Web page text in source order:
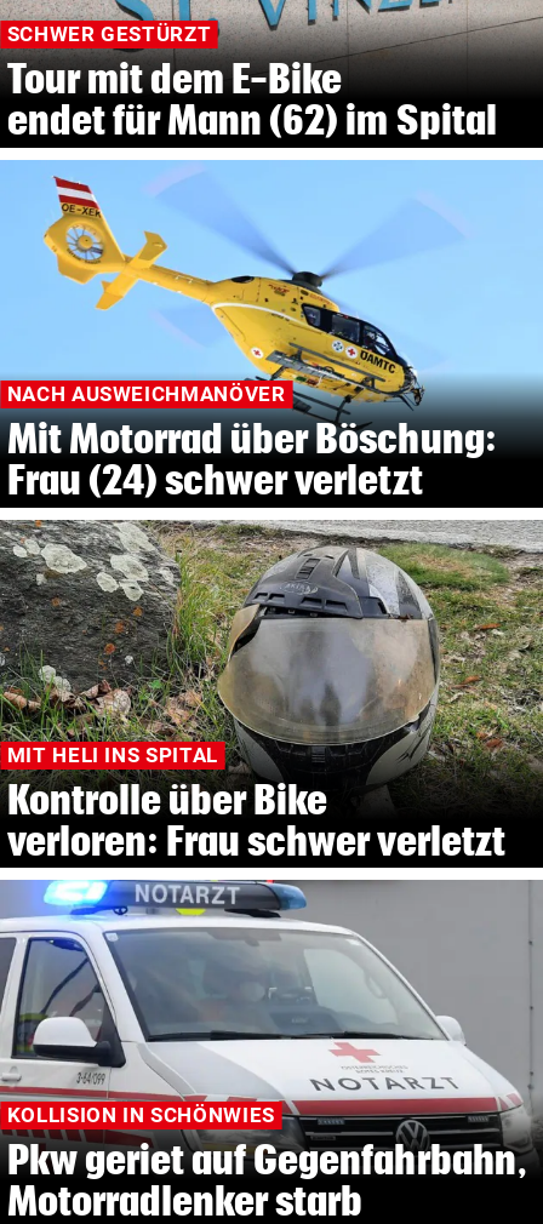
SCHWER GESTÜRZT
Tour mit dem E-Bike
endet für Mann (62) im Spital
NACH AUSWEICHMANÖVER
Mit Motorrad über Böschung:
Frau (24) schwer verletzt
MIT HELI INS SPITAL
Kontrolle über Bike
verloren: Frau schwer verletzt
KOLLISION IN SCHÖNWIES
Pkw geriet auf Gegenfahrbahn,
Motorradlenker starb